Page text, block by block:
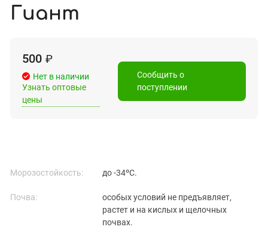
Гиант
500 ₽
Нет в наличии
Узнать оптовые
цены
Сообщить о
поступлении
Морозостойкость: до -34ºС.
Почва:
особых условий не предъявляет,
растет и на кислых и щелочных
почвах.